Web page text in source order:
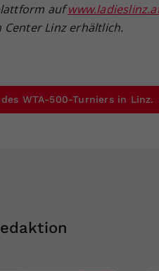
auf
Center Linz erhältlich.
WTA-500-Turniers in Linz.